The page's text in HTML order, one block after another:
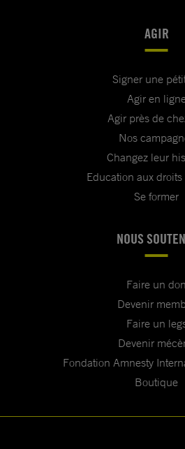
AGIR
Signer une
Agir en
Agir près de
Nos
Changez leur
Education aux
Se former
NOUS
Faire un don
Devenir
Faire un
Devenir
Fondation Amnesty
Boutique